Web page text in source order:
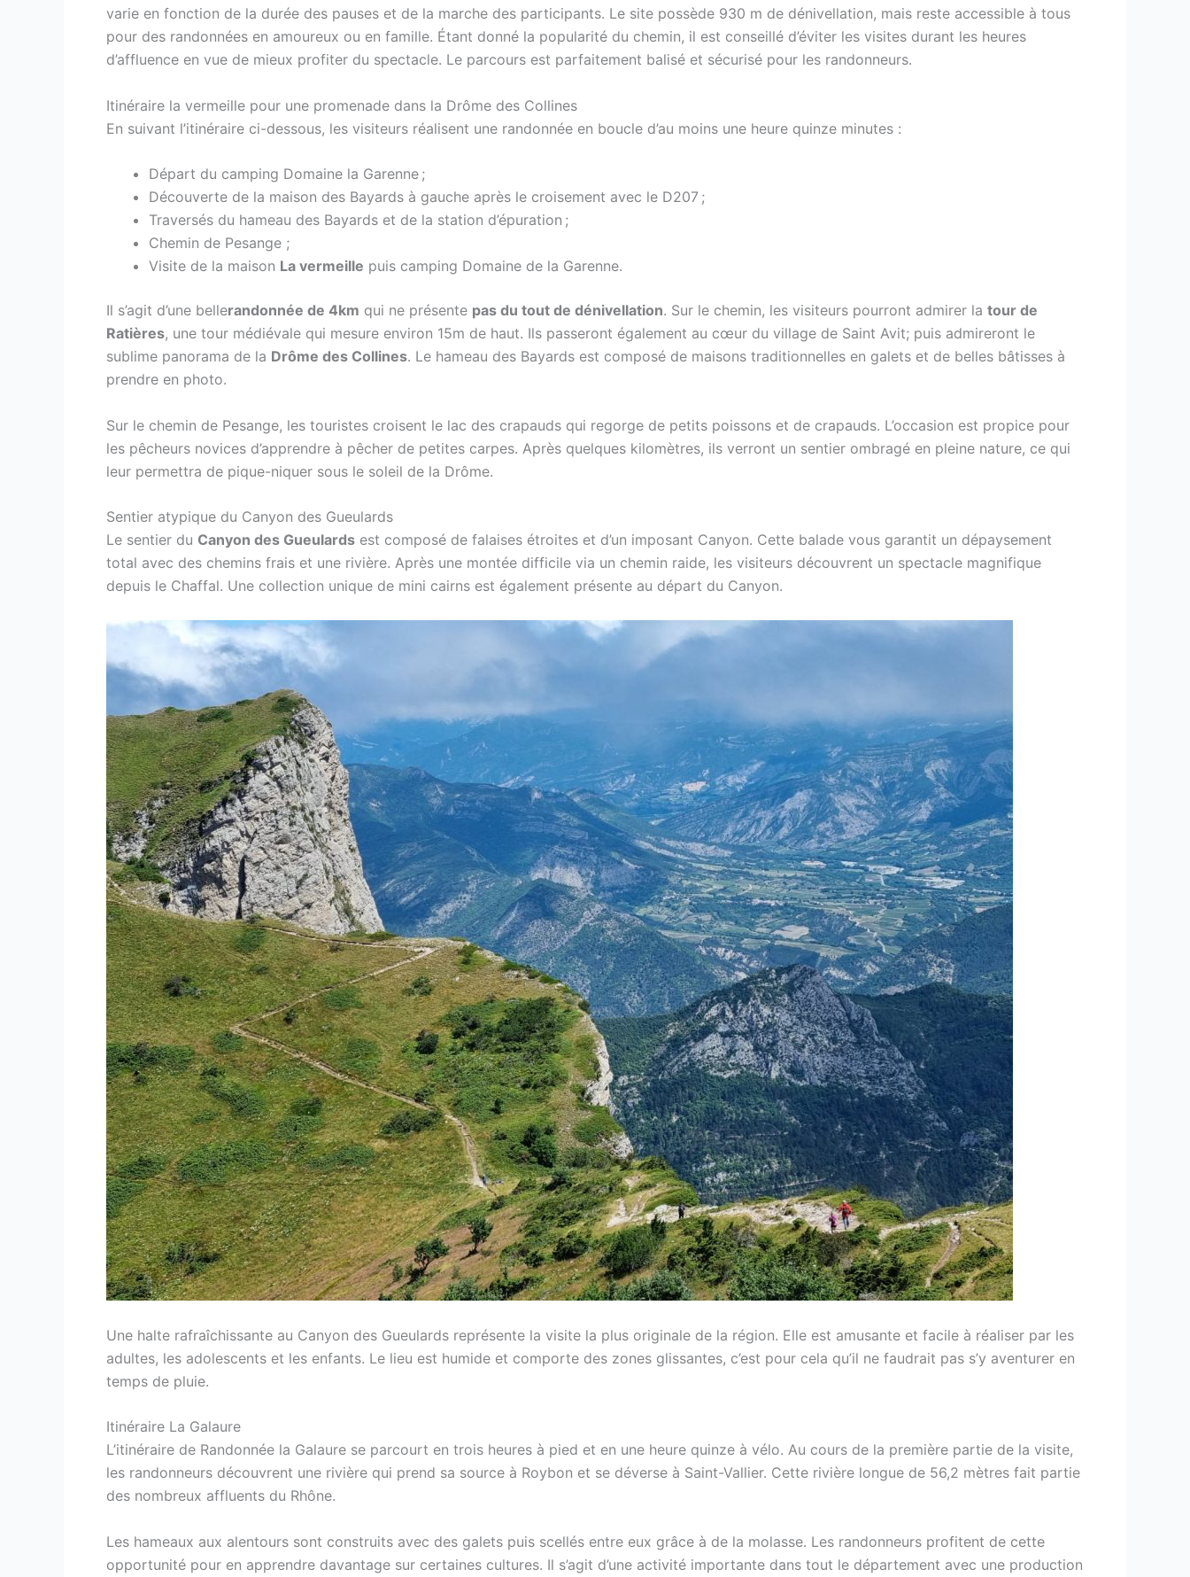
varie en fonction de la durée des pauses et de la marche des participants. Le site possède 930 m de dénivellation, mais reste accessible à tous
pour des randonnées en amoureux ou en famille. Étant donné la popularité du chemin, il est conseillé d’éviter les visites durant les heures
d’affluence en vue de mieux profiter du spectacle. Le parcours est parfaitement balisé et sécurisé pour les randonneurs.
Itinéraire la vermeille pour une promenade dans la Drôme des Collines
En suivant l’itinéraire ci-dessous, les visiteurs réalisent une randonnée en boucle d’au moins une heure quinze minutes :
Départ du camping Domaine la Garenne ;
Découverte de la maison des Bayards à gauche après le croisement avec le D207 ;
Traversés du hameau des Bayards et de la station d’épuration ;
Chemin de Pesange ;
Visite de la maison La vermeille puis camping Domaine de la Garenne.
Il s’agit d’une bellerandonnée de 4km qui ne présente pas du tout de dénivellation. Sur le chemin, les visiteurs pourront admirer la tour de
Ratières, une tour médiévale qui mesure environ 15m de haut. Ils passeront également au cœur du village de Saint Avit; puis admireront le
sublime panorama de la Drôme des Collines. Le hameau des Bayards est composé de maisons traditionnelles en galets et de belles bâtisses à
prendre en photo.
Sur le chemin de Pesange, les touristes croisent le lac des crapauds qui regorge de petits poissons et de crapauds. L’occasion est propice pour
les pêcheurs novices d’apprendre à pêcher de petites carpes. Après quelques kilomètres, ils verront un sentier ombragé en pleine nature, ce qui
leur permettra de pique-niquer sous le soleil de la Drôme.
Sentier atypique du Canyon des Gueulards
Le sentier du Canyon des Gueulards est composé de falaises étroites et d’un imposant Canyon. Cette balade vous garantit un dépaysement
total avec des chemins frais et une rivière. Après une montée difficile via un chemin raide, les visiteurs découvrent un spectacle magnifique
depuis le Chaffal. Une collection unique de mini cairns est également présente au départ du Canyon.
Une halte rafraîchissante au Canyon des Gueulards représente la visite la plus originale de la région. Elle est amusante et facile à réaliser par les
adultes, les adolescents et les enfants. Le lieu est humide et comporte des zones glissantes, c’est pour cela qu’il ne faudrait pas s’y aventurer en
temps de pluie.
Itinéraire La Galaure
L’itinéraire de Randonnée la Galaure se parcourt en trois heures à pied et en une heure quinze à vélo. Au cours de la première partie de la visite,
les randonneurs découvrent une rivière qui prend sa source à Roybon et se déverse à Saint-Vallier. Cette rivière longue de 56,2 mètres fait partie
des nombreux affluents du Rhône.
Les hameaux aux alentours sont construits avec des galets puis scellés entre eux grâce à de la molasse. Les randonneurs profitent de cette
opportunité pour en apprendre davantage sur certaines cultures. Il s’agit d’une activité importante dans tout le département avec une production